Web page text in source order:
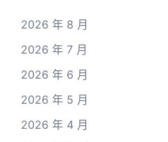
2026 年 8 月
2026 年 7 月
2026 年 6 月
2026 年 5 月
2026 年 4 月